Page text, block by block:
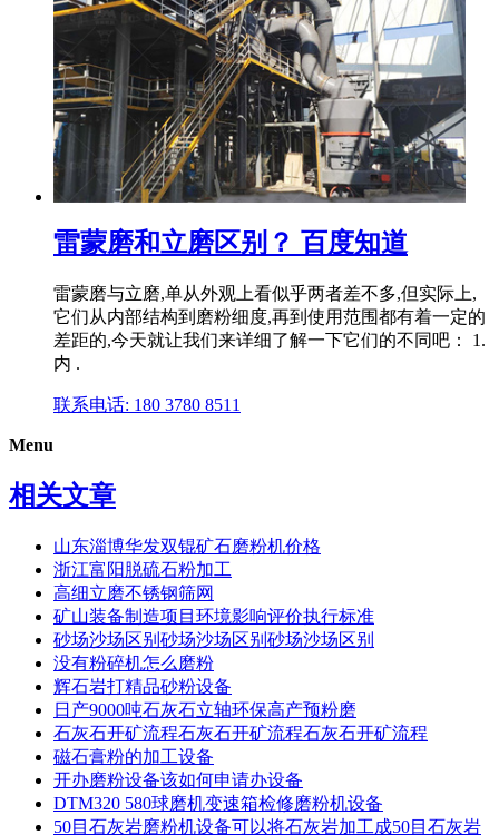
雷蒙磨和立磨区别？ 百度知道
雷蒙磨与立磨,单从外观上看似乎两者差不多,但实际上,
它们从内部结构到磨粉细度,再到使用范围都有着一定的
差距的,今天就让我们来详细了解一下它们的不同吧： 1.
内 .
联系电话: 180 3780 8511
Menu
相关文章
山东淄博华发双锟矿石磨粉机价格
浙江富阳脱硫石粉加工
高细立磨不锈钢筛网
矿山装备制造项目环境影响评价执行标准
砂场沙场区别砂场沙场区别砂场沙场区别
没有粉碎机怎么磨粉
辉石岩打精品砂粉设备
日产9000吨石灰石立轴环保高产预粉磨
石灰石开矿流程石灰石开矿流程石灰石开矿流程
磁石膏粉的加工设备
开办磨粉设备该如何申请办设备
DTM320 580球磨机变速箱检修磨粉机设备
50目石灰岩磨粉机设备可以将石灰岩加工成50目石灰岩